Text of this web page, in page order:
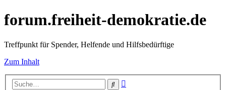
forum.freiheit-demokratie.de
Treffpunkt für Spender, Helfende und Hilfsbedürftige
Zum Inhalt
Suche